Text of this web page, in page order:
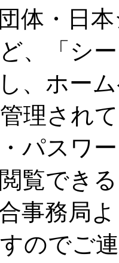
体・日
、「シ
、ホー
理され
パスワ
覧でき
事務局
のでご